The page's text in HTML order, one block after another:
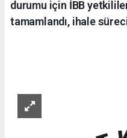
durumu için İBB
tamamlandı, ihale